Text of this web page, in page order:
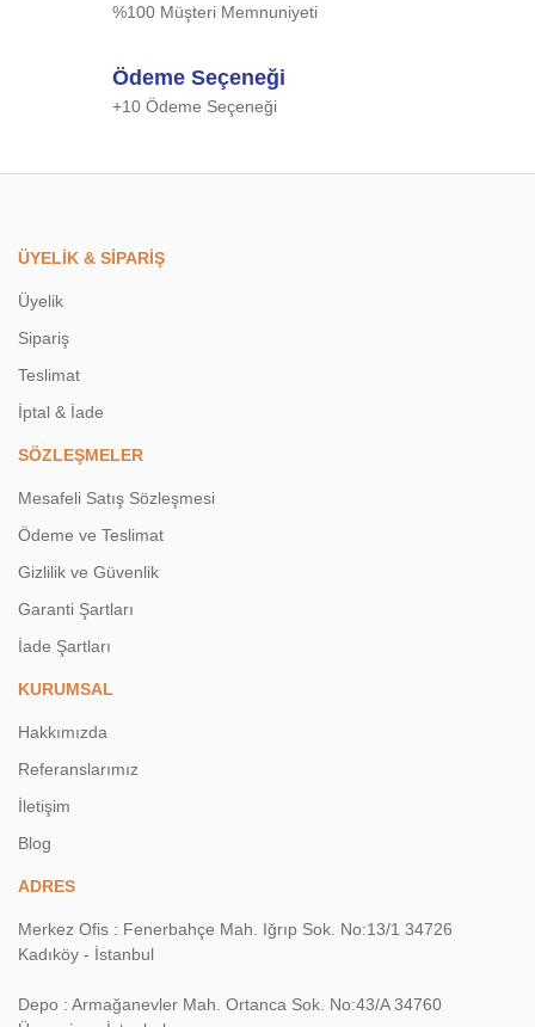
%100 Müşteri Memnuniyeti
Ödeme Seçeneği
+10 Ödeme Seçeneği
ÜYELİK & SİPARİŞ
Üyelik
Sipariş
Teslimat
İptal & İade
SÖZLEŞMELER
Mesafeli Satış Sözleşmesi
Ödeme ve Teslimat
Gizlilik ve Güvenlik
Garanti Şartları
İade Şartları
KURUMSAL
Hakkımızda
Referanslarımız
İletişim
Blog
ADRES
Merkez Ofis : Fenerbahçe Mah. Iğrıp Sok. No:13/1 34726
Kadıköy - İstanbul
Depo : Armağanevler Mah. Ortanca Sok. No:43/A 34760